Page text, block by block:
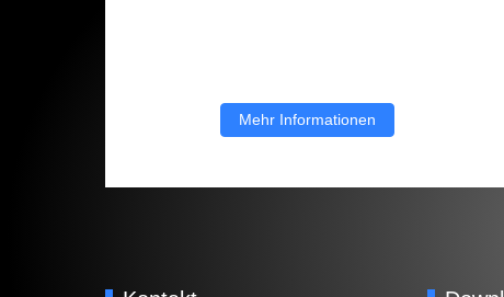
Mehr Informationen